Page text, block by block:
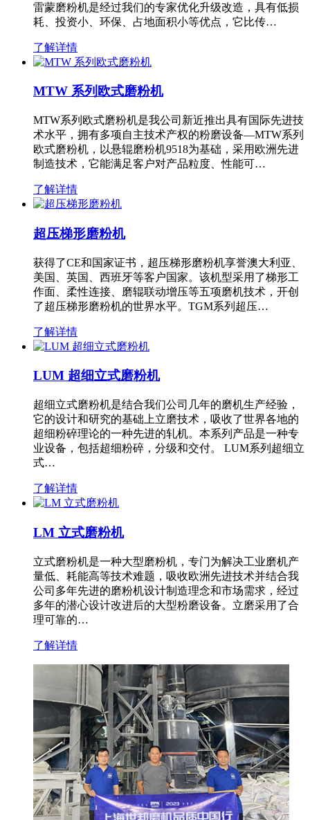
雷蒙磨粉机是经过我们的专家优化升级改造，具有低损
耗、投资小、环保、占地面积小等优点，它比传…
了解详情
MTW 系列欧式磨粉机
MTW系列欧式磨粉机是我公司新近推出具有国际先进技
术水平，拥有多项自主技术产权的粉磨设备—MTW系列
欧式磨粉机，以悬辊磨粉机9518为基础，采用欧洲先进
制造技术，它能满足客户对产品粒度、性能可…
了解详情
超压梯形磨粉机
获得了CE和国家证书，超压梯形磨粉机享誉澳大利亚、
美国、英国、西班牙等客户国家。该机型采用了梯形工
作面、柔性连接、磨辊联动增压等五项磨机技术，开创
了超压梯形磨粉机的世界水平。TGM系列超压…
了解详情
LUM 超细立式磨粉机
超细立式磨粉机是结合我们公司几年的磨机生产经验，
它的设计和研究的基础上立磨技术，吸收了世界各地的
超细粉碎理论的一种先进的轧机。本系列产品是一种专
业设备，包括超细粉碎，分级和交付。 LUM系列超细立
式…
了解详情
LM 立式磨粉机
立式磨粉机是一种大型磨粉机，专门为解决工业磨机产
量低、耗能高等技术难题，吸收欧洲先进技术并结合我
公司多年先进的磨粉机设计制造理念和市场需求，经过
多年的潜心设计改进后的大型粉磨设备。立磨采用了合
理可靠的…
了解详情